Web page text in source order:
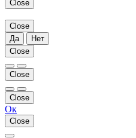
Close
Close
Да
Нет
Close
Close
Close
Ок
Close